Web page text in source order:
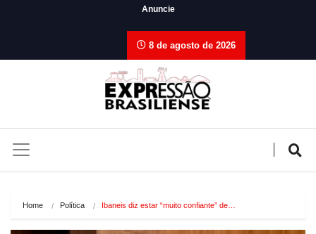
Anuncie
8 de agosto de 2026
Home Política Ibaneis diz estar “muito confiante” de…